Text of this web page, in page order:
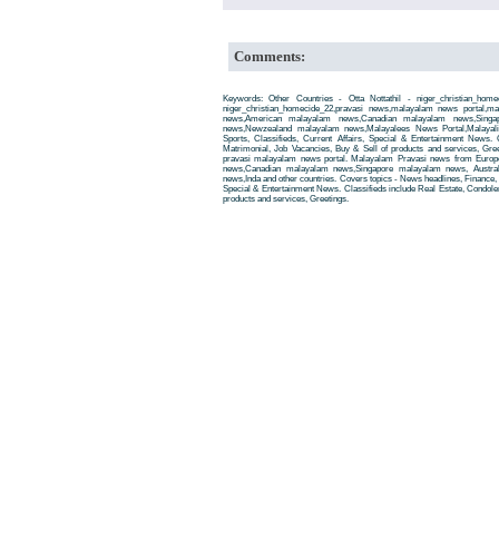
Comments:
Keywords: Other Countries - Otta Nottathil -
niger_christian_homecide_22,pravasi news,malayalam news
news,American malayalam news,Canadian malayalam
news,Newzealand malayalam news,Malayalees News
Sports, Classifieds, Current Affairs, Special & Entertainment News.
Matrimonial, Job Vacancies, Buy & Sell of products and services,
pravasi malayalam news portal. Malayalam Pravasi news from
news,Canadian malayalam news,Singapore malayalam news,
news,Inda and other countries. Covers topics - News headlines,
Special & Entertainment News. Classifieds include Real Estate,
products and services, Greetings.